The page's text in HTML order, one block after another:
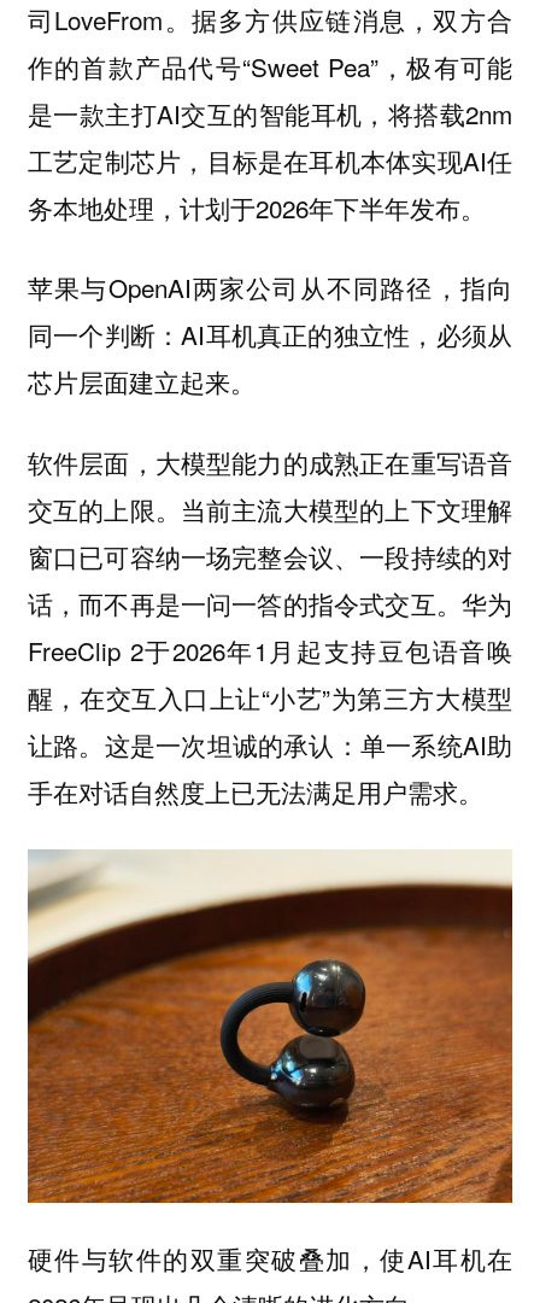
司LoveFrom。据多方供应链消息，双方合
作的首款产品代号“Sweet Pea”，极有可能
是一款主打AI交互的智能耳机，将搭载2nm
工艺定制芯片，目标是在耳机本体实现AI任
务本地处理，计划于2026年下半年发布。
苹果与OpenAI两家公司从不同路径，指向
同一个判断：AI耳机真正的独立性，必须从
芯片层面建立起来。
软件层面，大模型能力的成熟正在重写语音
交互的上限。当前主流大模型的上下文理解
窗口已可容纳一场完整会议、一段持续的对
话，而不再是一问一答的指令式交互。华为
FreeClip 2于2026年1月起支持豆包语音唤
醒，在交互入口上让“小艺”为第三方大模型
让路。这是一次坦诚的承认：单一系统AI助
手在对话自然度上已无法满足用户需求。
硬件与软件的双重突破叠加，使AI耳机在